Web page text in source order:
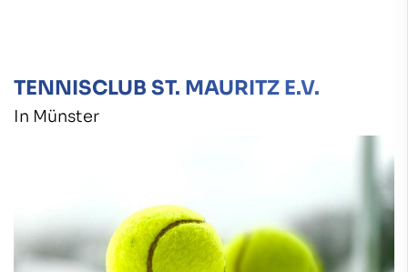
TENNISCLUB ST. MAURITZ E.V.
In Münster